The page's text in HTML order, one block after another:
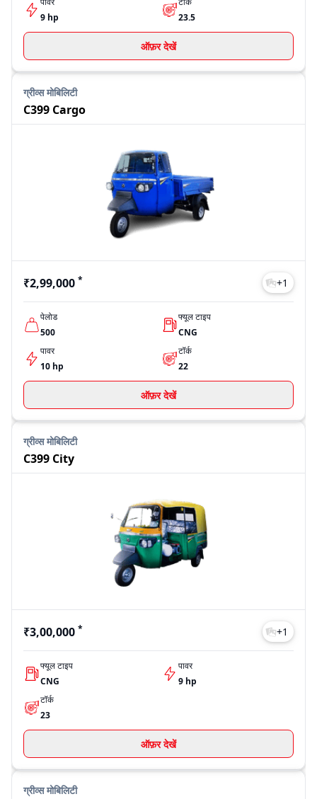
9 hp
23.5
ऑफ़र देखें
ग्रीव्स मोबिलिटी
C399 Cargo
₹2,99,000 * +1
पेलोड
500
फ्यूल टाइप
CNG
पावर
10 hp
टॉर्क
22
ऑफ़र देखें
ग्रीव्स मोबिलिटी
C399 City
₹3,00,000 * +1
फ्यूल टाइप
CNG
पावर
9 hp
टॉर्क
23
ऑफ़र देखें
ग्रीव्स मोबिलिटी